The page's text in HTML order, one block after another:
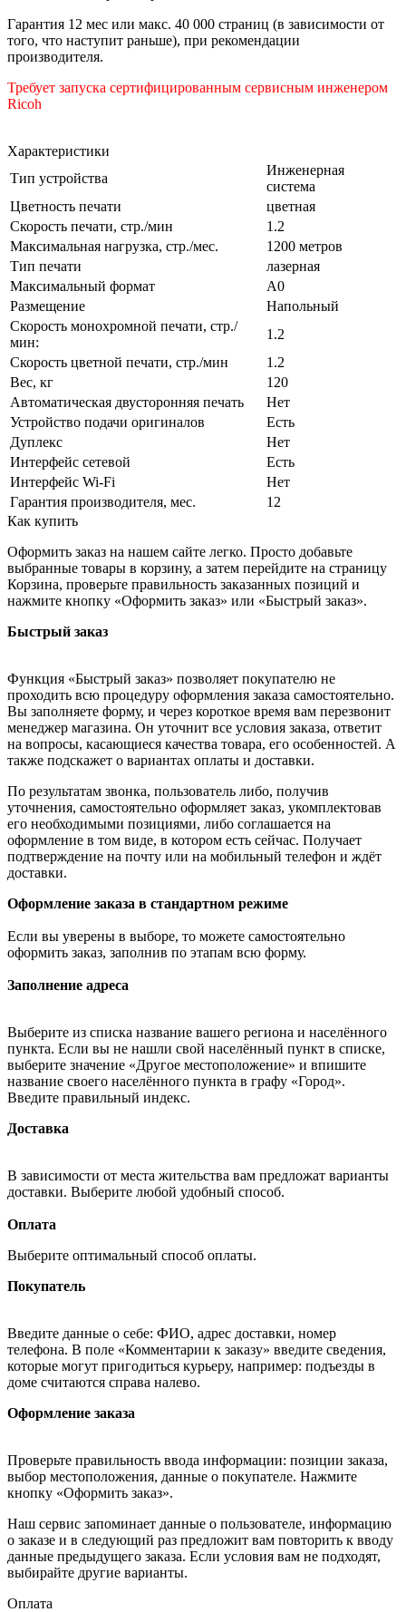
Гарантия 12 мес или макс. 40 000 страниц (в зависимости от
того, что наступит раньше), при рекомендации
производителя.
Требует запуска сертифицированным сервисным инженером
Ricoh
Характеристики
Тип устройства
Инженерная
система
Цветность печати
цветная
Скорость печати, стр./мин
1.2
Максимальная нагрузка, стр./мес.
1200 метров
Тип печати
лазерная
Максимальный формат
А0
Размещение
Напольный
Скорость монохромной печати, стр./
мин:
1.2
Скорость цветной печати, стр./мин
1.2
Вес, кг
120
Автоматическая двусторонняя печать
Нет
Устройство подачи оригиналов
Есть
Дуплекс
Нет
Интерфейс сетевой
Есть
Интерфейс Wi-Fi
Нет
Гарантия производителя, мес.
12
Как купить
Оформить заказ на нашем сайте легко. Просто добавьте
выбранные товары в корзину, а затем перейдите на страницу
Корзина, проверьте правильность заказанных позиций и
нажмите кнопку «Оформить заказ» или «Быстрый заказ».
Быстрый заказ
Функция «Быстрый заказ» позволяет покупателю не
проходить всю процедуру оформления заказа самостоятельно.
Вы заполняете форму, и через короткое время вам перезвонит
менеджер магазина. Он уточнит все условия заказа, ответит
на вопросы, касающиеся качества товара, его особенностей. А
также подскажет о вариантах оплаты и доставки.
По результатам звонка, пользователь либо, получив
уточнения, самостоятельно оформляет заказ, укомплектовав
его необходимыми позициями, либо соглашается на
оформление в том виде, в котором есть сейчас. Получает
подтверждение на почту или на мобильный телефон и ждёт
доставки.
Оформление заказа в стандартном режиме
Если вы уверены в выборе, то можете самостоятельно
оформить заказ, заполнив по этапам всю форму.
Заполнение адреса
Выберите из списка название вашего региона и населённого
пункта. Если вы не нашли свой населённый пункт в списке,
выберите значение «Другое местоположение» и впишите
название своего населённого пункта в графу «Город».
Введите правильный индекс.
Доставка
В зависимости от места жительства вам предложат варианты
доставки. Выберите любой удобный способ.
Оплата
Выберите оптимальный способ оплаты.
Покупатель
Введите данные о себе: ФИО, адрес доставки, номер
телефона. В поле «Комментарии к заказу» введите сведения,
которые могут пригодиться курьеру, например: подъезды в
доме считаются справа налево.
Оформление заказа
Проверьте правильность ввода информации: позиции заказа,
выбор местоположения, данные о покупателе. Нажмите
кнопку «Оформить заказ».
Наш сервис запоминает данные о пользователе, информацию
о заказе и в следующий раз предложит вам повторить к вводу
данные предыдущего заказа. Если условия вам не подходят,
выбирайте другие варианты.
Оплата